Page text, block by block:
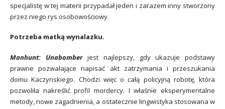
specjalistę w tej materii przypadał jeden i zarazem inny stworzony
przez niego rys osobowościowy.
Potrzeba matką wynalazku.
Manhunt: Unabomber jest najlepszy, gdy ukazuje podstawy
prawne pozwalające napisać akt zatrzymania i przeszukania
domu Kaczynskiego. Chodzi więc o całą policyjną robotę, która
pozwoliła nakreślić profil mordercy. I właśnie eksperymentalne
metody, nowe zagadnienia, a ostatecznie lingwistyka stosowana w